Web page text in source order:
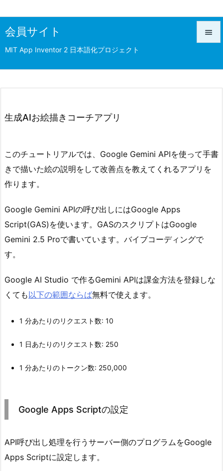
会員サイト
MIT App Inventor 2 日本語化プロジェクト

前へ
生成AIお絵描きコーチアプリ
このチュートリアルでは、Google Gemini APIを使って手書
きで描いた絵の説明をして改善点を教えてくれるアプリを
作ります。
Google Gemini APIの呼び出しにはGoogle Apps
Script(GAS)を使います。GASのスクリプトはGoogle
Gemini 2.5 Proで書いています。バイブコーディングで
す。
Google AI Studio で作るGemini APIは課金方法を登録しな
くても以下の範囲ならば無料で使えます。
1 分あたりのリクエスト数: 10
1 日あたりのリクエスト数: 250
1 分あたりのトークン数: 250,000
Google Apps Scriptの設定
API呼び出し処理を行うサーバー側のプログラムをGoogle
Apps Scriptに設定します。